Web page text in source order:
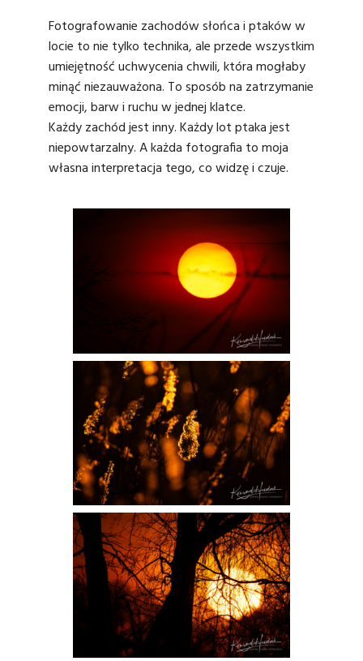
Fotografowanie zachodów słońca i ptaków w
locie to nie tylko technika, ale przede wszystkim
umiejętność uchwycenia chwili, która mogłaby
minąć niezauważona. To sposób na zatrzymanie
emocji, barw i ruchu w jednej klatce.
Każdy zachód jest inny. Każdy lot ptaka jest
niepowtarzalny. A każda fotografia to moja
własna interpretacja tego, co widzę i czuje.